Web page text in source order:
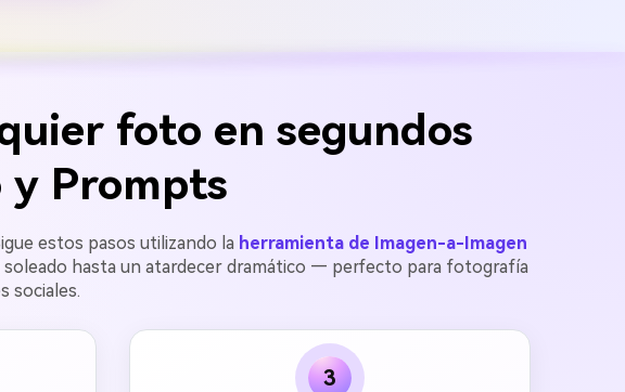
foto en segundos
y Prompts
estos pasos utilizando la herramienta de Imagen-a-Imagen
hasta un atardecer dramático — perfecto para fotografía
sociales.
3